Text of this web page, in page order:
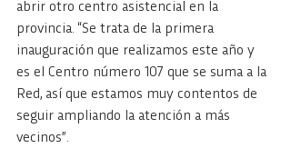
abrir otro centro asistencial en la
provincia. “Se trata de la primera
inauguración que realizamos este año y
es el Centro número 107 que se suma a la
Red, así que estamos muy contentos de
seguir ampliando la atención a más
vecinos”.